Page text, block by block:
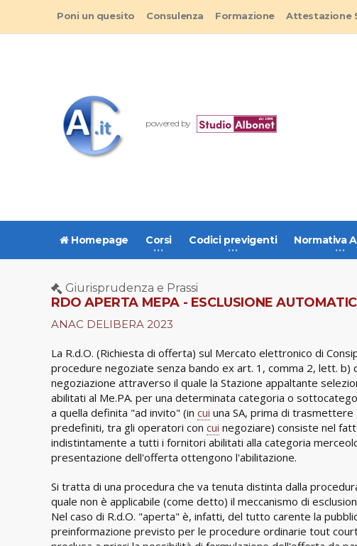
Poni un quesito Consulenza Formazione Attestazione
powered by
Homepage Corsi Codici previgenti Normativa
Giurisprudenza e Prassi
RDO APERTA MEPA - ESCLUSIONE
ANAC DELIBERA 2023
La R.d.O. (Richiesta di offerta) sul Mercato elettronico di
procedure negoziate senza bando ex art. 1, comma 2, lett.
negoziazione attraverso il quale la Stazione appaltante
abilitati al Me.PA. per una determinata categoria o
a quella definita "ad invito" (in cui una SA, prima di
predefiniti, tra gli operatori con cui negoziare) consiste nel
indistintamente a tutti i fornitori abilitati alla categoria
presentazione dell'offerta ottengono l'abilitazione.
Si tratta di una procedura che va tenuta distinta dalla
quale non è applicabile (come detto) il meccanismo di
Nel caso di R.d.O. "aperta" è, infatti, del tutto carente la
preinformazione previsto per le procedure ordinarie tout